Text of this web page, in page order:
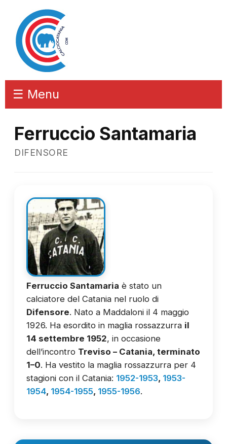
☰ Menu
Ferruccio Santamaria
DIFENSORE
Ferruccio Santamaria è stato un
calciatore del Catania nel ruolo di
Difensore. Nato a Maddaloni il 4 maggio
1926. Ha esordito in maglia rossazzurra il
14 settembre 1952, in occasione
dell’incontro Treviso – Catania, terminato
1–0. Ha vestito la maglia rossazzurra per 4
stagioni con il Catania: 1952-1953, 1953-
1954, 1954-1955, 1955-1956.